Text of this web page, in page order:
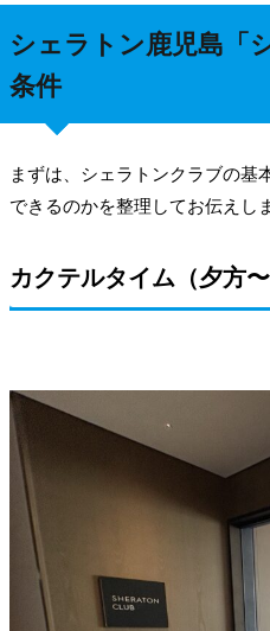
シェラトン鹿児島「
条件
まずは、シェラトンクラブの基
できるのかを整理してお伝えし
カクテルタイム（夕方